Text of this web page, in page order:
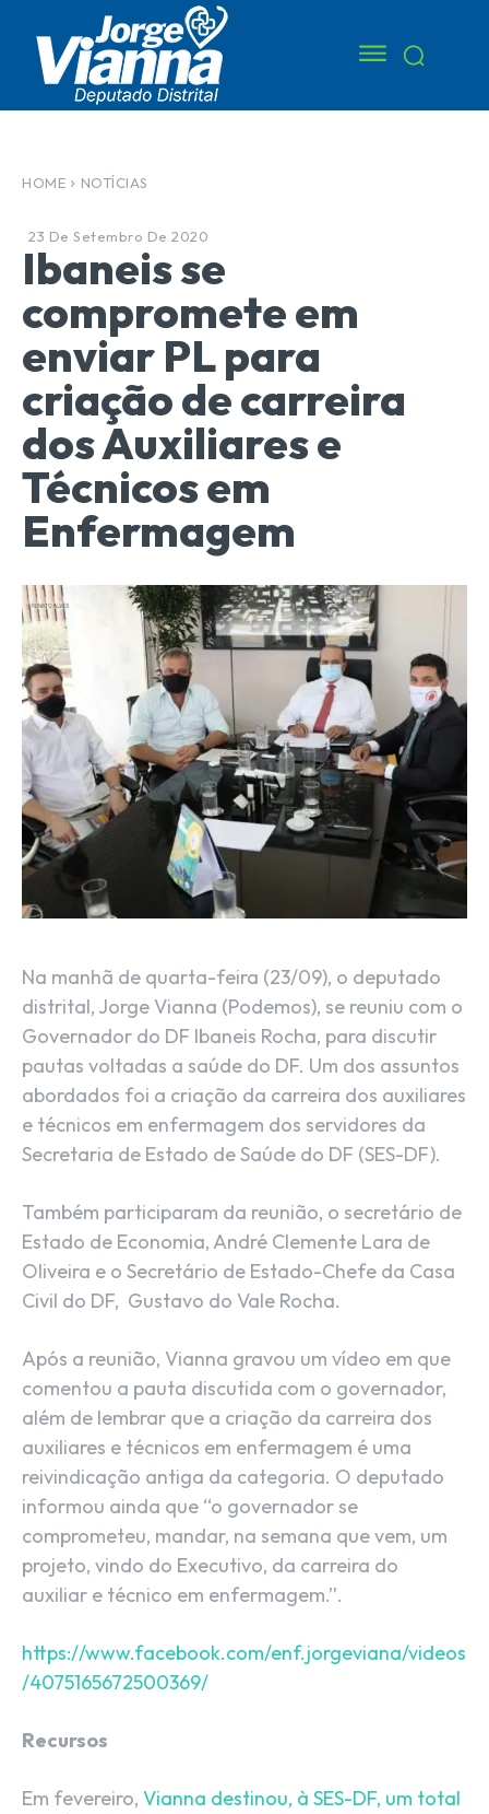
HOME NOTÍCIAS
23 De Setembro De 2020
Ibaneis se
compromete em
enviar PL para
criação de carreira
dos Auxiliares e
Técnicos em
Enfermagem
Na manhã de quarta-feira (23/09), o deputado
distrital, Jorge Vianna (Podemos), se reuniu com o
Governador do DF Ibaneis Rocha, para discutir
pautas voltadas a saúde do DF. Um dos assuntos
abordados foi a criação da carreira dos auxiliares
e técnicos em enfermagem dos servidores da
Secretaria de Estado de Saúde do DF (SES-DF).
Também participaram da reunião, o secretário de
Estado de Economia, André Clemente Lara de
Oliveira e o Secretário de Estado-Chefe da Casa
Civil do DF, Gustavo do Vale Rocha.
Após a reunião, Vianna gravou um vídeo em que
comentou a pauta discutida com o governador,
além de lembrar que a criação da carreira dos
auxiliares e técnicos em enfermagem é uma
reivindicação antiga da categoria. O deputado
informou ainda que “o governador se
comprometeu, mandar, na semana que vem, um
projeto, vindo do Executivo, da carreira do
auxiliar e técnico em enfermagem.”.
https://www.facebook.com/enf.jorgeviana/videos
/4075165672500369/
Recursos
Em fevereiro, Vianna destinou, à SES-DF, um total